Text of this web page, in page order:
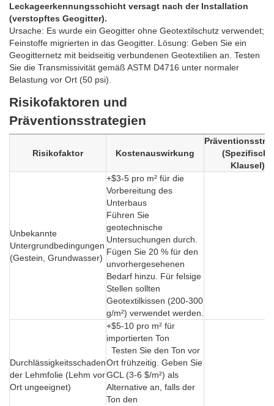
Leckageerkennungsschicht versagt nach der Installation
(verstopftes Geogitter).
Ursache: Es wurde ein Geogitter ohne Geotextilschutz verwendet;
Feinstoffe migrierten in das Geogitter. Lösung: Geben Sie ein
Geogitternetz mit beidseitig verbundenen Geotextilien an. Testen
Sie die Transmissivität gemäß ASTM D4716 unter normaler
Belastung vor Ort (50 psi).
Risikofaktoren und
Präventionsstrategien
Risikofaktor Kostenauswirkung
(Spezifische
Klausel)
Unbekannte
Untergrundbedingungen
(Gestein, Grundwasser)
+$3-5 pro m² für die
Vorbereitung des
Unterbaus
Führen Sie
geotechnische
Untersuchungen durch.
Fügen Sie 20 % für den
unvorhergesehenen
Bedarf hinzu. Für felsige
Stellen sollten
Geotextilkissen (200-300
g/m²) verwendet werden.
Durchlässigkeitsschaden
der Lehmfolie (Lehm vor
Ort ungeeignet)
+$5-10 pro m² für
importierten Ton
Testen Sie den Ton vor
Ort frühzeitig. Geben Sie
GCL (3-6 $/m²) als
Alternative an, falls der
Ton den